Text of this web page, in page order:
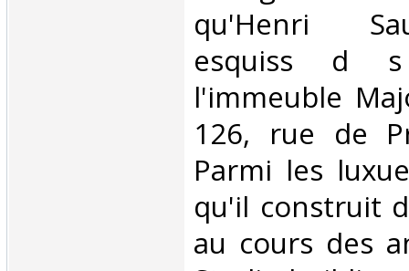
qu'Henri
esquiss d
l'immeuble
126, rue de
Parmi les
qu'il construit
au cours des